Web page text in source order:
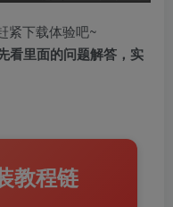
紧下载体验吧~
看里面的问题解答，实
教程链